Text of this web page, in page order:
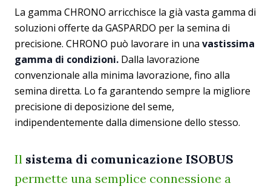
La gamma CHRONO arricchisce la già vasta gamma di
soluzioni offerte da GASPARDO per la semina di
precisione. CHRONO può lavorare in una vastissima
gamma di condizioni. Dalla lavorazione
convenzionale alla minima lavorazione, fino alla
semina diretta. Lo fa garantendo sempre la migliore
precisione di deposizione del seme,
indipendentemente dalla dimensione dello stesso.
Il sistema di comunicazione ISOBUS
permette una semplice connessione a